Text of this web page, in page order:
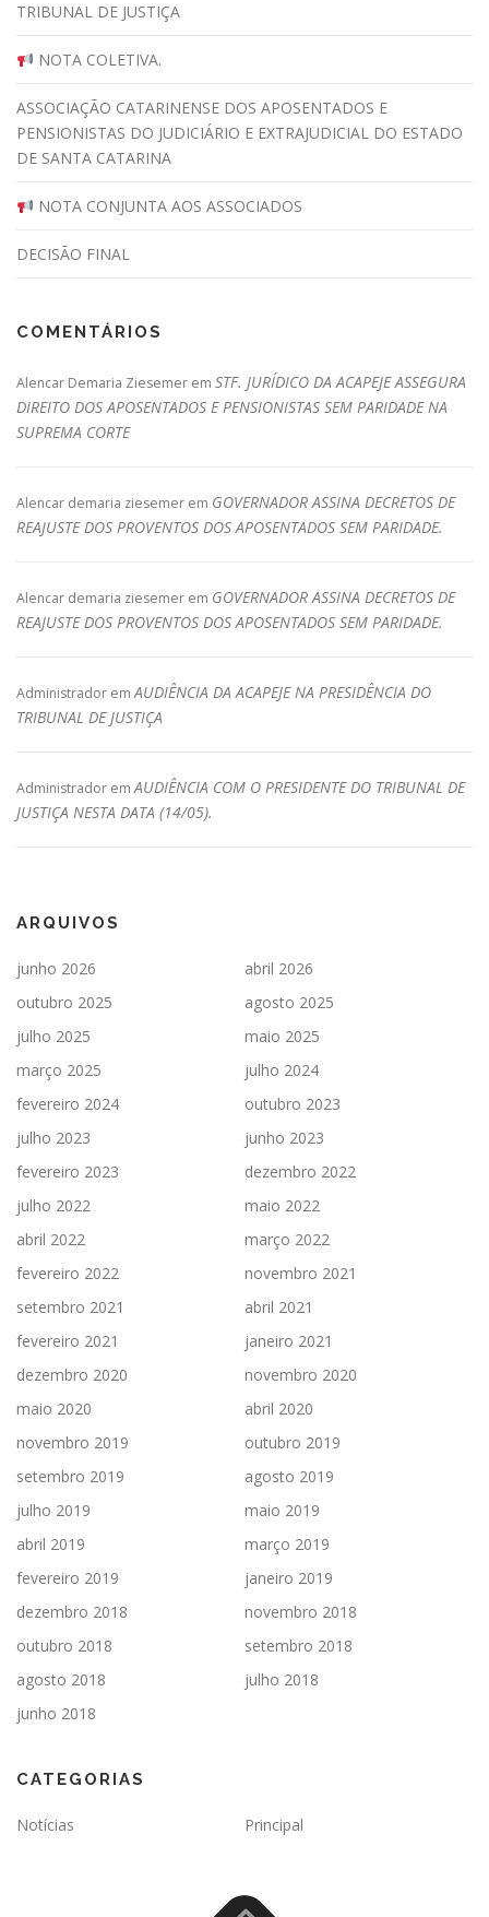
TRIBUNAL DE JUSTIÇA
NOTA COLETIVA.
ASSOCIAÇÃO CATARINENSE DOS APOSENTADOS E
PENSIONISTAS DO JUDICIÁRIO E EXTRAJUDICIAL DO ESTADO
DE SANTA CATARINA
NOTA CONJUNTA AOS ASSOCIADOS
DECISÃO FINAL
COMENTÁRIOS
Alencar Demaria Ziesemer em STF. JURÍDICO DA ACAPEJE ASSEGURA
DIREITO DOS APOSENTADOS E PENSIONISTAS SEM PARIDADE NA
SUPREMA CORTE
Alencar demaria ziesemer em GOVERNADOR ASSINA DECRETOS DE
REAJUSTE DOS PROVENTOS DOS APOSENTADOS SEM PARIDADE.
Alencar demaria ziesemer em GOVERNADOR ASSINA DECRETOS DE
REAJUSTE DOS PROVENTOS DOS APOSENTADOS SEM PARIDADE.
Administrador emAUDIÊNCIA DA ACAPEJE NA PRESIDÊNCIA DO
TRIBUNAL DE JUSTIÇA
Administrador emAUDIÊNCIA COM O PRESIDENTE DO TRIBUNAL DE
JUSTIÇA NESTA DATA (14/05).
ARQUIVOS
junho 2026
abril 2026
outubro 2025
agosto 2025
julho 2025
maio 2025
março 2025
julho 2024
fevereiro 2024
outubro 2023
julho 2023
junho 2023
fevereiro 2023
dezembro 2022
julho 2022
maio 2022
abril 2022
março 2022
fevereiro 2022
novembro 2021
setembro 2021
abril 2021
fevereiro 2021
janeiro 2021
dezembro 2020
novembro 2020
maio 2020
abril 2020
novembro 2019
outubro 2019
setembro 2019
agosto 2019
julho 2019
maio 2019
abril 2019
março 2019
fevereiro 2019
janeiro 2019
dezembro 2018
novembro 2018
outubro 2018
setembro 2018
agosto 2018
julho 2018
junho 2018
CATEGORIAS
Notícias Principal